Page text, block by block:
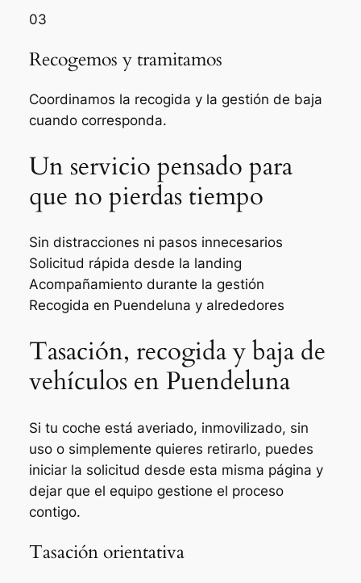
03
Recogemos y tramitamos
Coordinamos la recogida y la gestión de baja
cuando corresponda.
Un servicio pensado para
que no pierdas tiempo
Sin distracciones ni pasos innecesarios
Solicitud rápida desde la landing
Acompañamiento durante la gestión
Recogida en Puendeluna y alrededores
Tasación, recogida y baja de
vehículos en Puendeluna
Si tu coche está averiado, inmovilizado, sin
uso o simplemente quieres retirarlo, puedes
iniciar la solicitud desde esta misma página y
dejar que el equipo gestione el proceso
contigo.
Tasación orientativa